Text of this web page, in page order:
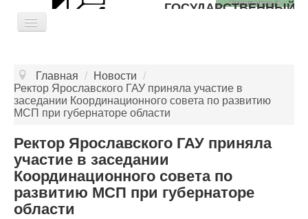
ГОСУДАРСТВЕННЫЙ
Toggle
ЦЕЛЕВОЕ ОБУЧЕНИЕ
ДОПОЛНИТЕЛЬНОЕ ОБРАЗОВАНИЕ
ИНОСТРАННЫМ ГРАЖДАНАМ
#БЕРЕГИЗДОРОВЬЕ
АБИТУРИЕНТУ
Главная / Новости /
Ректор Ярославского ГАУ приняла участие в
заседании Координационного совета по развитию
МСП при губернаторе области
Ректор Ярославского ГАУ приняла
участие в заседании
Координационного совета по
развитию МСП при губернаторе
области